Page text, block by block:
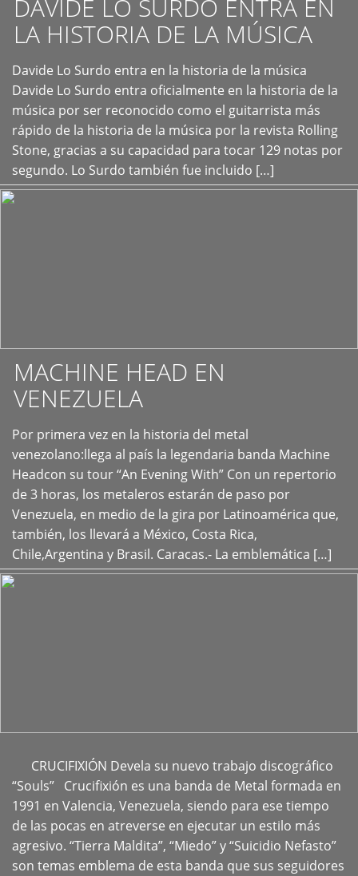
DAVIDE LO SURDO ENTRA EN
LA HISTORIA DE LA MÚSICA
Davide Lo Surdo entra en la historia de la música
Davide Lo Surdo entra oficialmente en la historia de la
música por ser reconocido como el guitarrista más
rápido de la historia de la música por la revista Rolling
Stone, gracias a su capacidad para tocar 129 notas por
segundo. Lo Surdo también fue incluido […]
+
MACHINE HEAD EN
VENEZUELA
Por primera vez en la historia del metal
venezolano:llega al país la legendaria banda Machine
Headcon su tour “An Evening With” Con un repertorio
de 3 horas, los metaleros estarán de paso por
Venezuela, en medio de la gira por Latinoamérica que,
también, los llevará a México, Costa Rica,
Chile,Argentina y Brasil. Caracas.- La emblemática […]
+
CRUCIFIXIÓN Devela su nuevo trabajo discográfico
“Souls” Crucifixión es una banda de Metal formada en
1991 en Valencia, Venezuela, siendo para ese tiempo
de las pocas en atreverse en ejecutar un estilo más
agresivo. “Tierra Maldita”, “Miedo” y “Suicidio Nefasto”
son temas emblema de esta banda que sus seguidores
+